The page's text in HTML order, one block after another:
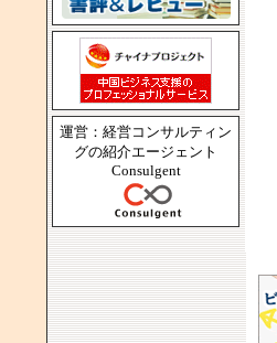
運営：経営コンサルティン
グの紹介エージェント
Consulgent